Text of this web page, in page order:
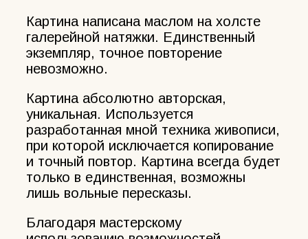
Картина написана маслом на холсте
галерейной натяжки. Единственный
экземпляр, точное повторение
невозможно.
Картина абсолютно авторская,
уникальная. Используется
разработанная мной техника живописи,
при которой исключается копирование
и точный повтор. Картина всегда будет
только в единственная, возможны
лишь вольные пересказы.
Благодаря мастерскому